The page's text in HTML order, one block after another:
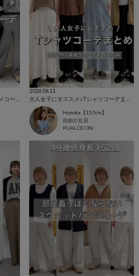
2026.06.11
Honoka【157cm】
自由が丘店
PUAL CE CIN